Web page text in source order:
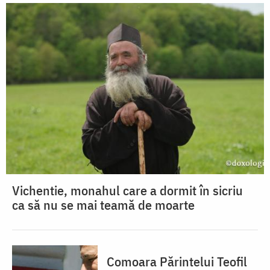
Vichentie, monahul care a dormit în sicriu
ca să nu se mai teamă de moarte
Comoara Părintelui Teofil